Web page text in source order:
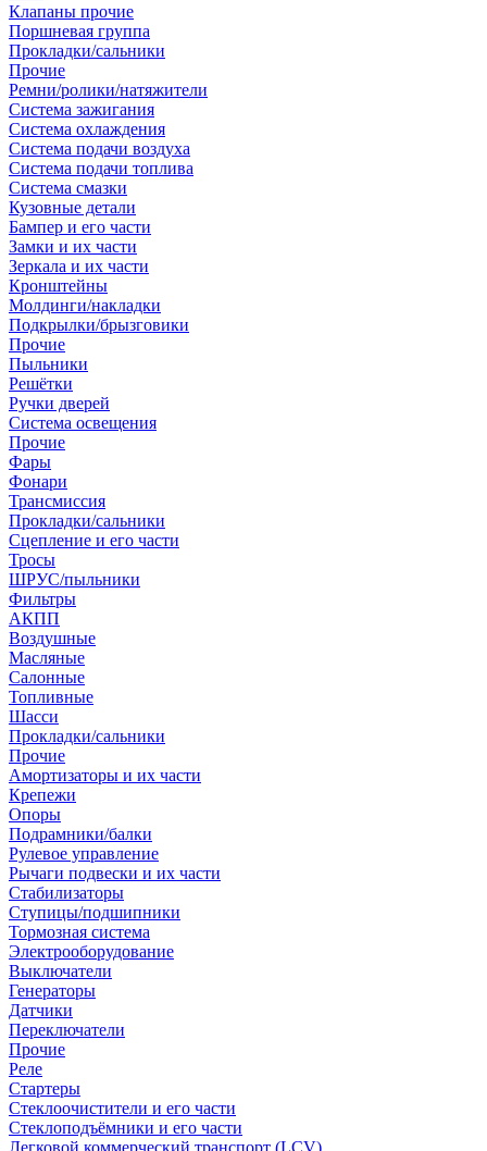
Клапаны прочие
Поршневая группа
Прокладки/сальники
Прочие
Ремни/ролики/натяжители
Система зажигания
Система охлаждения
Система подачи воздуха
Система подачи топлива
Система смазки
Кузовные детали
Бампер и его части
Замки и их части
Зеркала и их части
Кронштейны
Молдинги/накладки
Подкрылки/брызговики
Прочие
Пыльники
Решётки
Ручки дверей
Система освещения
Прочие
Фары
Фонари
Трансмиссия
Прокладки/сальники
Сцепление и его части
Тросы
ШРУС/пыльники
Фильтры
АКПП
Воздушные
Масляные
Салонные
Топливные
Шасси
Прокладки/сальники
Прочие
Амортизаторы и их части
Крепежи
Опоры
Подрамники/балки
Рулевое управление
Рычаги подвески и их части
Стабилизаторы
Ступицы/подшипники
Тормозная система
Электрооборудование
Выключатели
Генераторы
Датчики
Переключатели
Прочие
Реле
Стартеры
Стеклоочистители и его части
Стеклоподъёмники и его части
Легковой коммерческий транспорт (LCV)